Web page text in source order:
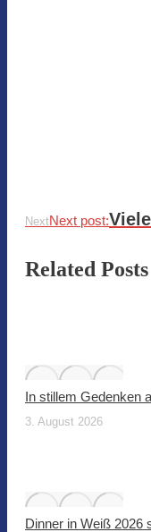
NextNext post:
Related Posts
In stillem Gedenken
3. August 2026
Dinner in Weiß 2026